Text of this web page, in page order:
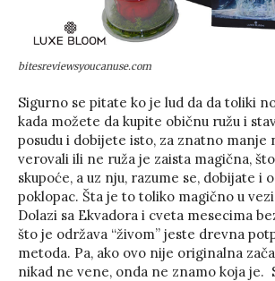
bitesreviewsyoucanuse.com
Sigurno se pitate ko je lud da da toliki
kada možete da kupite običnu ružu i
posudu i dobijete isto, za znatno manje
verovali ili ne ruža je zaista magična,
skupoće, a uz nju, razume se, dobijate i
poklopac. Šta je to toliko magično u
Dolazi sa Ekvadora i cveta mesecima
što je održava “živom” jeste drevna
metoda. Pa, ako ovo nije originalna
nikad ne vene, onda ne znamo koja je.